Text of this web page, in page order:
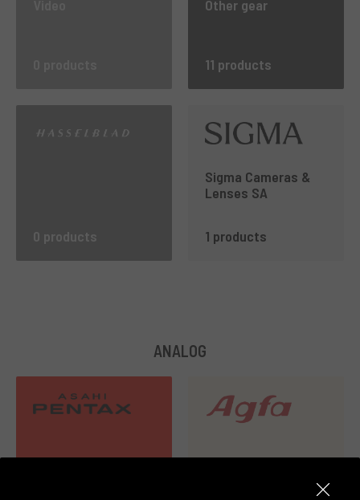
Other gear
11 products
0 products
Sigma Cameras &
Lenses SA
1 products
ANALOG